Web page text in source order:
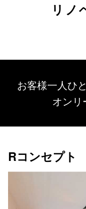
リノ
お客様一人ひ
オンリ
Rコンセプト